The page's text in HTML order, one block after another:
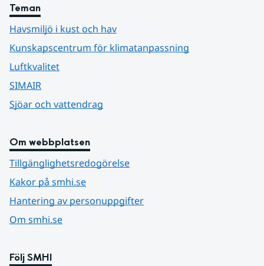
Teman
Havsmiljö i kust och hav
Kunskapscentrum för klimatanpassning
Luftkvalitet
SIMAIR
Sjöar och vattendrag
Om webbplatsen
Tillgänglighetsredogörelse
Kakor på smhi.se
Hantering av personuppgifter
Om smhi.se
Följ SMHI